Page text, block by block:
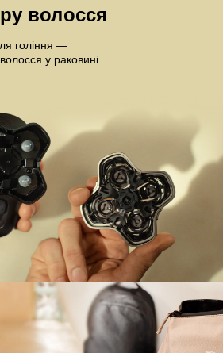
волосся
гоління —
у раковині.